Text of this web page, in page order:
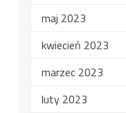
maj 2023
kwiecień 2023
marzec 2023
luty 2023